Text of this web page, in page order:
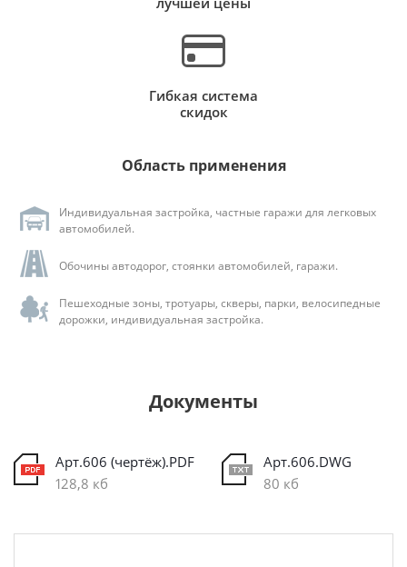
Гибкая система
скидок
Область применения
Индивидуальная застройка, частные гаражи для легковых
автомобилей.
Обочины автодорог, стоянки автомобилей, гаражи.
Пешеходные зоны, тротуары, скверы, парки, велосипедные
дорожки, индивидуальная застройка.
Документы
Арт.606 (чертёж).PDF
128,8 кб
Арт.606.DWG
80 кб